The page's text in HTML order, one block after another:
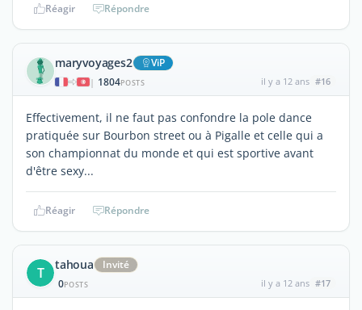
Réagir Répondre
maryvoyages2 ViP
| 1804POSTS il y a 12 ans #16
Effectivement, il ne faut pas confondre la pole dance
pratiquée sur Bourbon street ou à Pigalle et celle qui a
son championnat du monde et qui est sportive avant
d'être sexy...
Réagir Répondre
T tahoua
Invité
0POSTS il y a 12 ans #17